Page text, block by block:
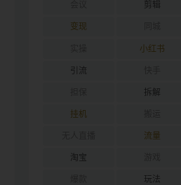
剪辑
变现
小红书
引流
拆解
挂机
流量
淘宝
玩法